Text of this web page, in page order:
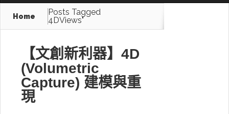
Home
Posts Tagged
4DViews"
【文創新利器】4D
(Volumetric
Capture) 建模與重
現